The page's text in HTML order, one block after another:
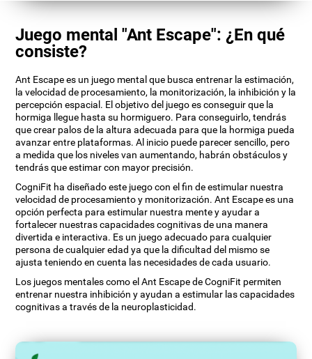
Juego mental "Ant Escape": ¿En qué
consiste?
Ant Escape es un juego mental que busca entrenar la estimación,
la velocidad de procesamiento, la monitorización, la inhibición y la
percepción espacial. El objetivo del juego es conseguir que la
hormiga llegue hasta su hormiguero. Para conseguirlo, tendrás
que crear palos de la altura adecuada para que la hormiga pueda
avanzar entre plataformas. Al inicio puede parecer sencillo, pero
a medida que los niveles van aumentando, habrán obstáculos y
tendrás que estimar con mayor precisión.
CogniFit ha diseñado este juego con el fin de estimular nuestra
velocidad de procesamiento y monitorización. Ant Escape es una
opción perfecta para estimular nuestra mente y ayudar a
fortalecer nuestras capacidades cognitivas de una manera
divertida e interactiva. Es un juego adecuado para cualquier
persona de cualquier edad ya que la dificultad del mismo se
ajusta teniendo en cuenta las necesidades de cada usuario.
Los juegos mentales como el Ant Escape de CogniFit permiten
entrenar nuestra inhibición y ayudan a estimular las capacidades
cognitivas a través de la neuroplasticidad.